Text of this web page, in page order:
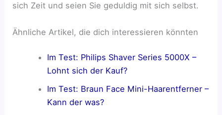
sich Zeit und seien Sie geduldig mit sich selbst.
Ähnliche Artikel, die dich interessieren könnten
Im Test: Philips Shaver Series 5000X –
Lohnt sich der Kauf?
Im Test: Braun Face Mini-Haarentferner –
Kann der was?